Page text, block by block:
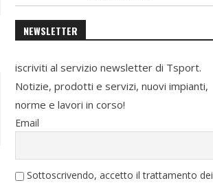
NEWSLETTER
iscriviti al servizio newsletter di Tsport.
Notizie, prodotti e servizi, nuovi impianti,
norme e lavori in corso!
Email
Sottoscrivendo, accetto il trattamento dei